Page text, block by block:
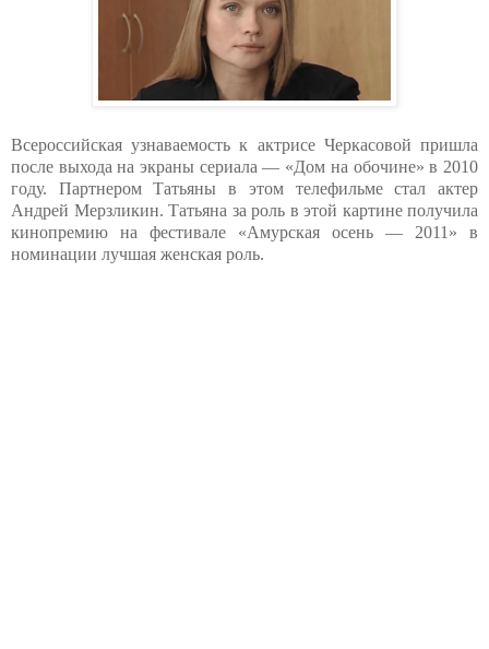
Всероссийская узнаваемость к актрисе Черкасовой пришла
после выхода на экраны сериала — «Дом на обочине» в 2010
году. Партнером Татьяны в этом телефильме стал актер
Андрей Мерзликин. Татьяна за роль в этой картине получила
кинопремию на фестивале «Амурская осень — 2011» в
номинации лучшая женская роль.